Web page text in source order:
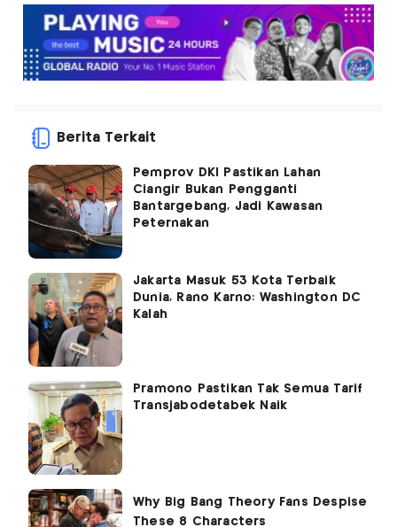
Berita Terkait
Pemprov DKI Pastikan Lahan
Ciangir Bukan Pengganti
Bantargebang, Jadi Kawasan
Peternakan
Jakarta Masuk 53 Kota Terbaik
Dunia, Rano Karno: Washington DC
Kalah
Pramono Pastikan Tak Semua Tarif
Transjabodetabek Naik